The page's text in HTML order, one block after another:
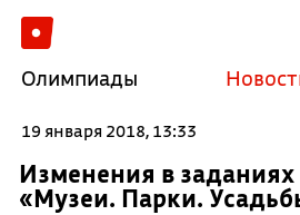
Олимпиады
19 января 2018, 13:33
Изменения в
«Музеи. Парки.